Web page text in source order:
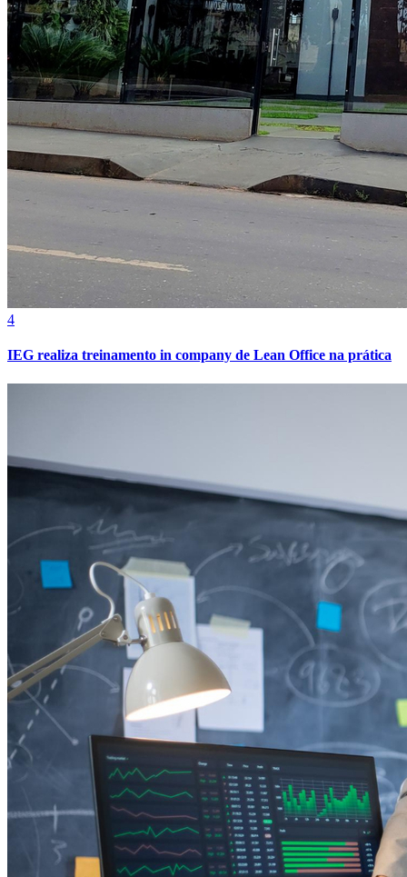
Atlético-MG
Cruzeiro
4
IEG realiza treinamento in company de Lean Office na prática